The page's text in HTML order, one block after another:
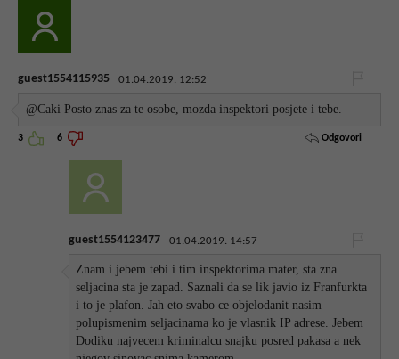
guest1554115935 01.04.2019. 12:52
@Caki Posto znas za te osobe, mozda inspektori posjete i tebe.
3 6 Odgovori
guest1554123477 01.04.2019. 14:57
Znam i jebem tebi i tim inspektorima mater, sta zna
seljacina sta je zapad. Saznali da se lik javio iz Franfurkta
i to je plafon. Jah eto svabo ce objelodanit nasim
polupismenim seljacinama ko je vlasnik IP adrese. Jebem
Dodiku najvecem kriminalcu snajku posred pakasa a nek